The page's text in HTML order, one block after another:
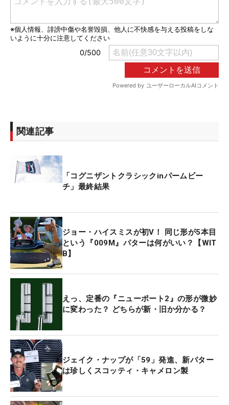
関連記事
「コグニザントクラシックinパームビー
チ」最終結果
ジョー・ハイスミスが初V！ 同じ形が5本目
という『009M』パターは何がいい？【WIT
B】
えっ、定番の『ニューポート2』の形が微妙
に変わった？ どちらが新・旧か分かる？
ジェイク・ナップが「59」発進、新パター
は珍しくスコッティ・キャメロン製